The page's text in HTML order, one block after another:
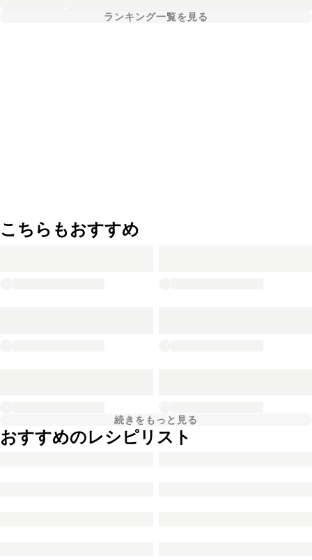
ランキング一覧を見る
こちらもおすすめ
続きをもっと見る
おすすめのレシピリスト